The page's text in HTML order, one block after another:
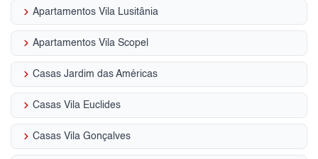
keyboard_arrow_right Apartamentos Vila Lusitânia
keyboard_arrow_right Apartamentos Vila Scopel
keyboard_arrow_right Casas Jardim das Américas
keyboard_arrow_right Casas Vila Euclides
keyboard_arrow_right Casas Vila Gonçalves